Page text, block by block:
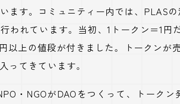
ます。コミュニティー内では、 PLAS
われています。当初、 1 トークン＝1 円
円以上の値段が付きました。トークンが
ってきています。
・ NGOがDAOをつくって、トークン